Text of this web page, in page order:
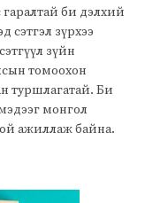
би дэлхий
сэтгэл зүрхээ
зүйн
томоохон
туршлагатай. Би
монгол
ажиллаж байна.